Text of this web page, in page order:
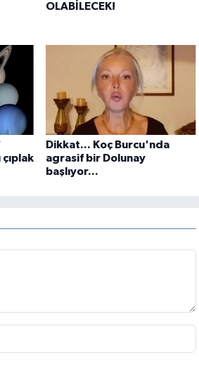
OLABİLECEK!
Dikkat... Koç Burcu'nda
agrasif bir Dolunay
başlıyor...